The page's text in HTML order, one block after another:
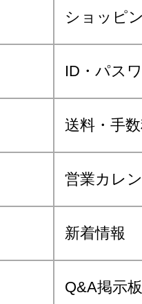
ショッピ
ID・パス
送料・手
営業カレ
新着情報
Q&A掲示板